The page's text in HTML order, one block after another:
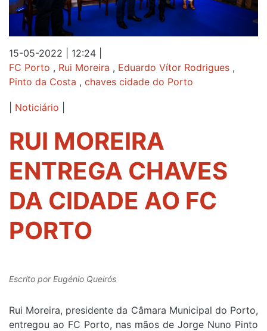
15-05-2022 | 12:24
FC Porto , Rui Moreira , Eduardo Vítor Rodrigues ,
Pinto da Costa , chaves cidade do Porto
Noticiário
RUI MOREIRA
ENTREGA CHAVES
DA CIDADE AO FC
PORTO
Escrito porEugénio Queirós
Rui Moreira, presidente da Câmara Municipal do Porto,
entregou ao FC Porto, nas mãos de Jorge Nuno Pinto